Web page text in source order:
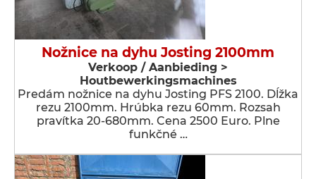
Nožnice na dyhu Josting 2100mm
Verkoop / Aanbieding >
Houtbewerkingsmachines
Predám nožnice na dyhu Josting PFS 2100. Dĺžka
rezu 2100mm. Hrúbka rezu 60mm. Rozsah
pravítka 20-680mm. Cena 2500 Euro. Plne
funkčné …